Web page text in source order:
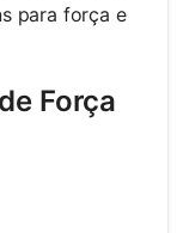
para força e
Força